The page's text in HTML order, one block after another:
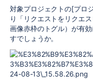
対象プロジェクトの[プロ
り「リクエストをリクエ
画像赤枠のトグル）が有
すでしょうか。